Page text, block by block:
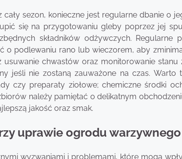
sezon, konieczne jest regularne dbanie o
się na przygotowaniu gleby poprzez jej
składników odżywczych. Regularne
o podlewaniu rano lub wieczorem, aby
chwastów oraz monitorowanie stanu
jeśli nie zostaną zauważone na czas. Warto
czy preparaty ziołowe; chemiczne środki
należy pamiętać o delikatnym
jakość oraz smak.
uprawie ogrodu warzywnego
wyzwaniami i problemami, które mogą